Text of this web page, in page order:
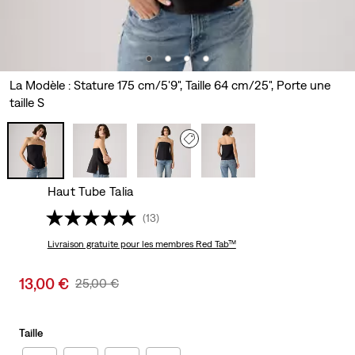
La Modèle : Stature 175 cm/5'9", Taille 64 cm/25", Porte une
taille S
Haut Tube Talia
(13)
Livraison gratuitepour les membres Red Tab™
Sale
13,00 € Original
25,00 €
Taille